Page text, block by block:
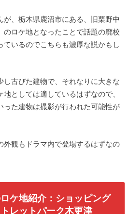
が、栃木県鹿沼市にある、旧栗野中
のロケ地となったことで話題の廃校
ているのでこちらも濃厚な説かもし
し古びた建物で、それなりに大きな
としては適しているはずなので、
った建物は撮影が行われた可能性が
外観もドラマ内で登場するはずなの
ケ地紹介：ショッピング
レットパーク木更津